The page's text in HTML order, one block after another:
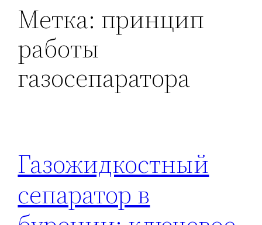
Метка: принцип
работы
газосепаратора
Газожидкостный
сепаратор в